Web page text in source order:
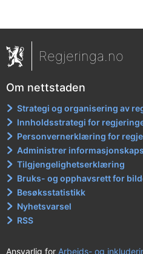
Regjeringa.no
Om nettstaden
Strategi og organisering av
Innholdsstrategi for
Personvernerklæring for
Administrer
Tilgjengelighetserklæring
Bruks- og opphavsrett for
Besøksstatistikk
Nyhetsvarsel
RSS
Ansvarlig for Arbeids- og